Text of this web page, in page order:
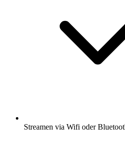
Streamen via Wifi oder